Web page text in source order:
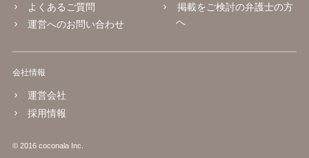
よくあるご質問
運営へのお問い合わせ
掲載をご検討の弁護士の方
へ
会社情報
運営会社
採用情報
© 2016 coconala Inc.